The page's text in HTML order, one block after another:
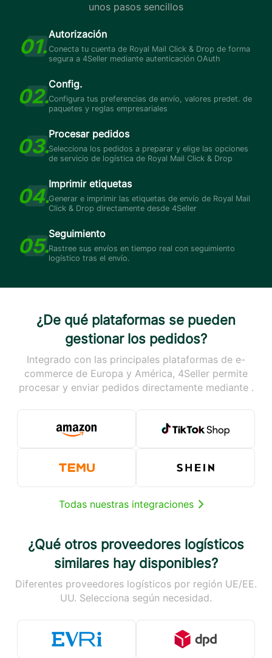
unos pasos sencillos
Autorización
Conecta tu cuenta de Royal Mail Click & Drop de forma
segura a 4Seller mediante autenticación OAuth
Config.
Configura tus preferencias de envío, valores predet. de
paquetes y reglas empresariales
Procesar pedidos
Selecciona los pedidos a preparar y elige las opciones
de servicio de logística de Royal Mail Click & Drop
Imprimir etiquetas
Generar e imprimir las etiquetas de envío de Royal Mail
Click & Drop directamente desde 4Seller
Seguimiento
Rastree sus envíos en tiempo real con seguimiento
logístico tras el envío.
¿De qué plataformas se pueden
gestionar los pedidos?
Integrado con las principales plataformas de e-
commerce de Europa y América, 4Seller permite
procesar y enviar pedidos directamente mediante .
Todas nuestras integraciones
¿Qué otros proveedores logísticos
similares hay disponibles?
Diferentes proveedores logísticos por región UE/EE.
UU. Selecciona según necesidad.